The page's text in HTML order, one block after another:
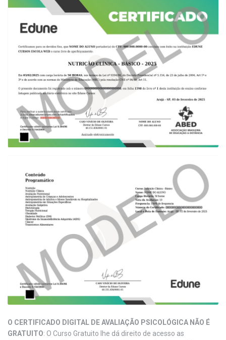
O CERTIFICADO DIGITAL DE AVALIAÇÃO PSICOLÓGICA NÃO É
GRATUITO: O Curso Gratuito lhe dá direito de acesso as